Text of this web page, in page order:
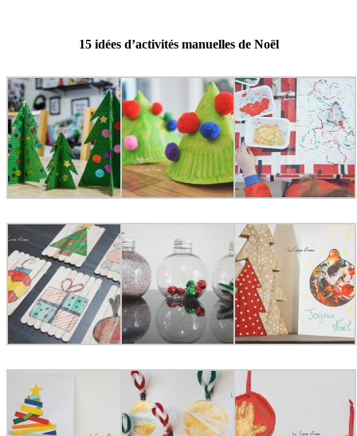
15 idées d’activités manuelles de Noël